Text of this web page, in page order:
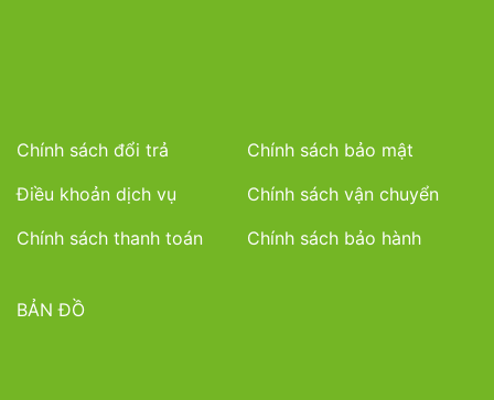
Chính sách đổi trả
Chính sách bảo mật
Điều khoản dịch vụ
Chính sách vận chuyển
Chính sách thanh toán
Chính sách bảo hành
BẢN ĐỒ